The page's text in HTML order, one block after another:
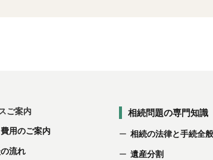
ご案内
用のご案内
流れ
相続問題の専門知識
相続の法律と手続全般
遺産分割